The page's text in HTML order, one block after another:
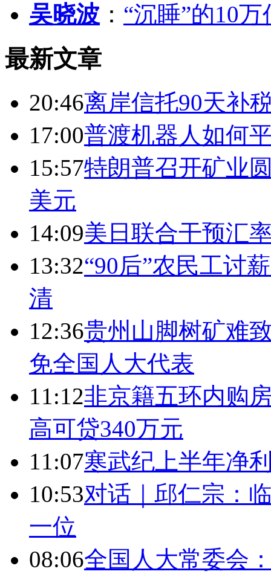
吴晓波 ： “沉睡”的10
最新文章
20:46离岸信托90天补
17:00普渡机器人如何
15:57特朗普召开矿业
美元
14:09美日联合干预汇
13:32“90后”农民工讨
清
12:36贵州山脚树矿难
免全国人大代表
11:12非京籍五环内购
高可贷340万元
11:07寒武纪上半年净
10:53对话｜邱仁宗：
一位
08:06全国人大常委会